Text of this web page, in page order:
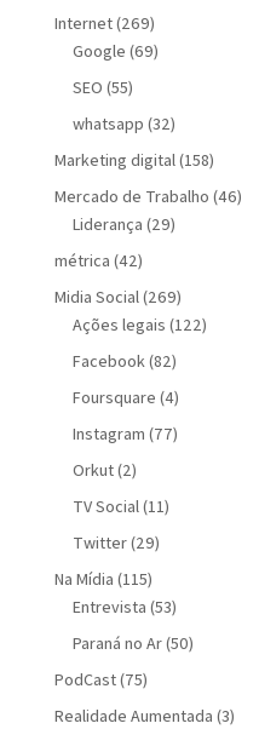
Internet(269)
Google (69)
SEO (55)
whatsapp (32)
Marketing digital(158)
Mercado de Trabalho (46)
Liderança (29)
métrica (42)
Midia Social(269)
Ações legais (122)
Facebook(82)
Foursquare (4)
Instagram (77)
Orkut(2)
TV Social(11)
Twitter(29)
Na Mídia (115)
Entrevista (53)
Paraná no Ar(50)
PodCast(75)
Realidade Aumentada (3)